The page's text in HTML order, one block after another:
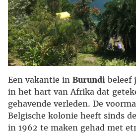
Een vakantie in Burundi beleef
in het hart van Afrika dat
gehavende verleden. De
Belgische kolonie heeft sinds
in 1962 te maken gehad met